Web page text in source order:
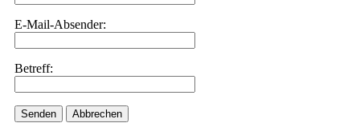
E-Mail-Absender:
Betreff:
Senden Abbrechen